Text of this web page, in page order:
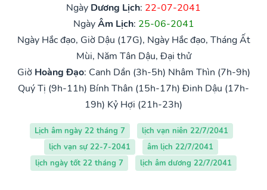
Ngày Dương Lịch: 22-07-2041
NgàyÂm Lịch: 25-06-2041
Ngày Hắc đạo, Giờ Dậu (17G), Ngày Hắc đạo, Tháng Ất
Mùi, Năm Tân Dậu, Đại thử
Giờ Hoàng Đạo: Canh Dần (3h-5h) Nhâm Thìn (7h-9h)
Quý Tị (9h-11h) Bính Thân (15h-17h) Đinh Dậu (17h-
19h) Kỷ Hợi (21h-23h)
Lịch âm ngày 22 tháng 7
lịch vạn niên 22/7/2041
lịch vạn sự 22-7-2041
âm lịch 22/7/2041
lịch ngày tốt 22 tháng 7
lịch âm dương 22/7/2041